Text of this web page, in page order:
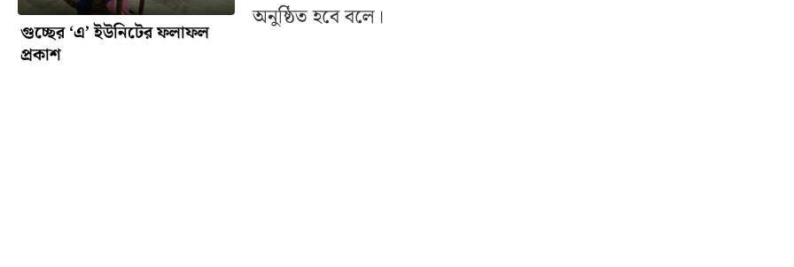
গুচ্ছের ‘এ’ ইউনিটের ফলাফল
প্রকাশ
অনুষ্ঠিত হবে বলে।